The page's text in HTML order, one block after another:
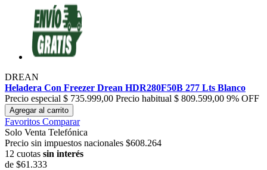
DREAN
Heladera Con Freezer Drean HDR280F50B 277 Lts Blanco
Precio especial $ 735.999,00 Precio habitual $ 809.599,00 9% OFF
Agregar al carrito
Favoritos Comparar
Solo Venta Telefónica
Precio sin impuestos nacionales $608.264
12 cuotas sin interés
de $61.333